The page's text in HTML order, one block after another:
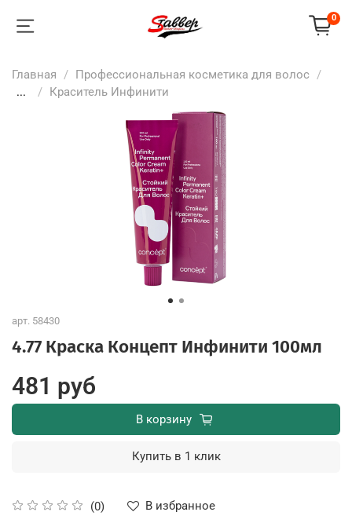
0
Главная
Профессиональная косметика для волос
...
Краситель Инфинити
арт. 58430
4.77 Краска Концепт Инфинити 100мл
(0)
В избранное
481 руб
В корзину
Купить в 1 клик